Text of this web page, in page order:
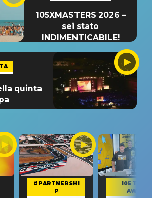
105XMASTERS 2026 –
sei stato
INDIMENTICABILE!
quinta
#PARTNERSHI
P
105 TAKE
AWAY